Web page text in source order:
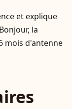
et explique
la
mois d'antenne